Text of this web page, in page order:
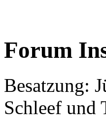
Forum
Besatzung:
Schleef und